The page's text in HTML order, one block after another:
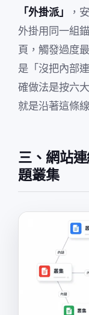
「外掛派」
，
外掛用同一組
頁，觸發過度
是「沒把內部
確做法是按六
就是沿著這條
三、網站
題叢集